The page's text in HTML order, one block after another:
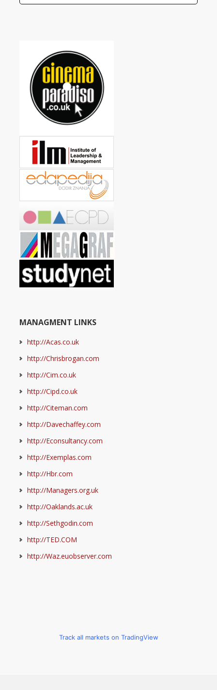
MANAGMENT LINKS
http://Acas.co.uk
http://Chrisbrogan.com
http://Cim.co.uk
http://Cipd.co.uk
http://Citeman.com
http://Davechaffey.com
http://Econsultancy.com
http://Exemplas.com
http://Hbr.com
http://Managers.org.uk
http://Oaklands.ac.uk
http://Sethgodin.com
http://TED.COM
http://Waz.euobserver.com
Track all markets on TradingView